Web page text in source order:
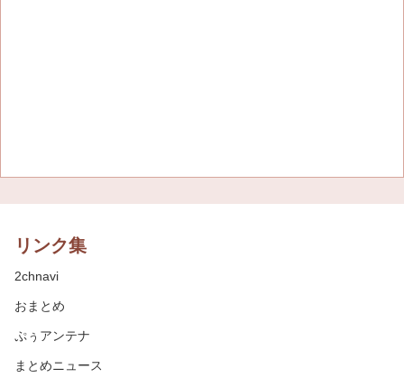
リンク集
2chnavi
おまとめ
ぷぅアンテナ
まとめニュース